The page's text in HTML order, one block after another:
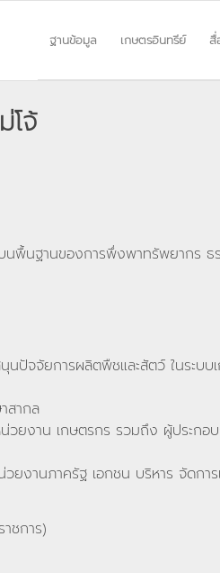
ฐานข้อมูล เกษตรอินทรีย์ สื่
โจ้
พื้นฐานของการพึ่งพาทรัพยากร ธ
จัยการผลิตพืชและสัตว์ ในระบบ
สากล
าน เกษตรกร รวมถึง ผู้ประกอบ
งานภาครัฐ เอกชน บริหาร จัดกา
ชการ)